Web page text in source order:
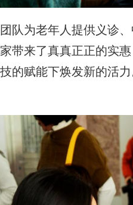
队为老年人提供义诊
带来了真真正正的实
的赋能下焕发新的活